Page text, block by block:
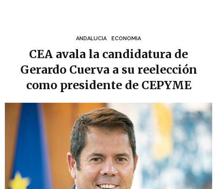
ANDALUCIA ECONOMIA
CEA avala la candidatura de
Gerardo Cuerva a su reelección
como presidente de CEPYME